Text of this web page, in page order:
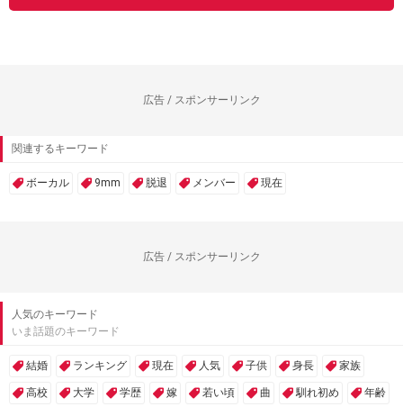
広告 / スポンサーリンク
関連するキーワード
ボーカル 9mm 脱退 メンバー 現在
広告 / スポンサーリンク
人気のキーワード
いま話題のキーワード
結婚 ランキング 現在 人気 子供 身長 家族
高校 大学 学歴 嫁 若い頃 曲 馴れ初め 年齢